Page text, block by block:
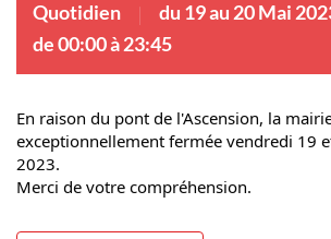
Quotidien
du 19 au 20 Mai
de 00:00 à 23:45
En raison du pont de l'Ascension, la
exceptionnellement fermée vendredi 19
2023.
Merci de votre compréhension.